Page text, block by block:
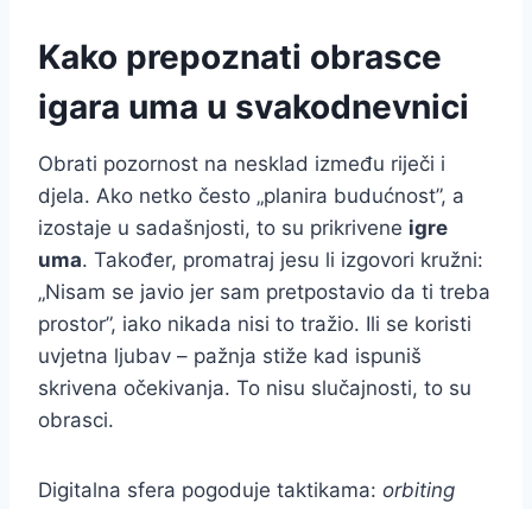
Kako prepoznati obrasce
igara uma u svakodnevnici
Obrati pozornost na nesklad između riječi i
djela. Ako netko često „planira budućnost”, a
izostaje u sadašnjosti, to su prikrivene igre
uma. Također, promatraj jesu li izgovori kružni:
„Nisam se javio jer sam pretpostavio da ti treba
prostor”, iako nikada nisi to tražio. Ili se koristi
uvjetna ljubav – pažnja stiže kad ispuniš
skrivena očekivanja. To nisu slučajnosti, to su
obrasci.
Digitalna sfera pogoduje taktikama: orbiting